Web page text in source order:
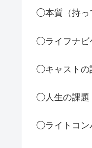
◯本質（持っ
◯ライフナビ
◯キャストの
◯人生の課題
◯ライトコン